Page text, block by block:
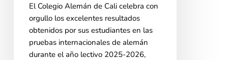
El Colegio Alemán de Cali celebra con
orgullo los excelentes resultados
obtenidos por sus estudiantes en las
pruebas internacionales de alemán
durante el año lectivo 2025-2026,